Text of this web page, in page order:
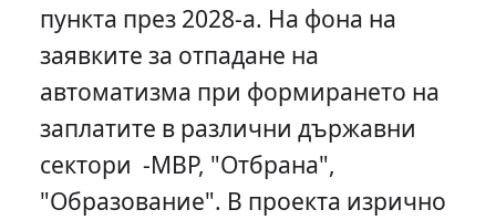
пункта през 2028-а. На фона на
заявките за отпадане на
автоматизма при формирането на
заплатите в различни държавни
сектори -МВР, "Отбрана",
"Образование". В проекта изрично